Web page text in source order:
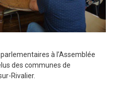
à l’Assemblée
des communes de
Rivalier.